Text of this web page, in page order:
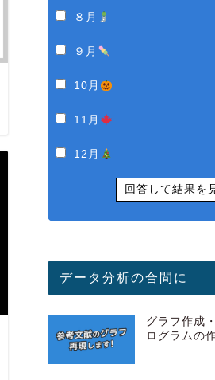
８月
９月
10月
11月
12月
回答して結果を
データ分析の合間に
グラフ作成
ログラムの